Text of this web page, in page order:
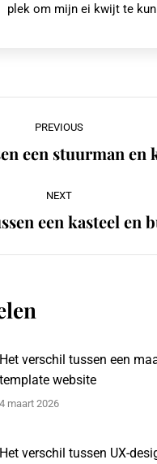
plek om mijn ei kwijt te
PREVIOUS
Previous
een stuurman en
NEXT
Next
een kasteel en
Het verschil tussen een
template website
4 maart 2026
Het verschil tussen UX-